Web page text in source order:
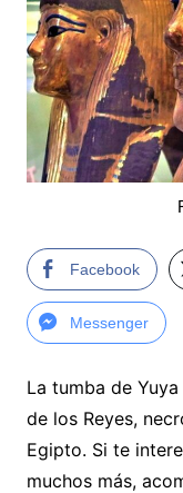
Facebook
Messenger
La tumba de
de los Reyes,
Egipto. Si te
muchos más,